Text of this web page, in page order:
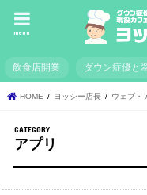
menu
飲食店開業 ダウン症優と
HOME ヨッシー店長 ウェブ・
アプリ